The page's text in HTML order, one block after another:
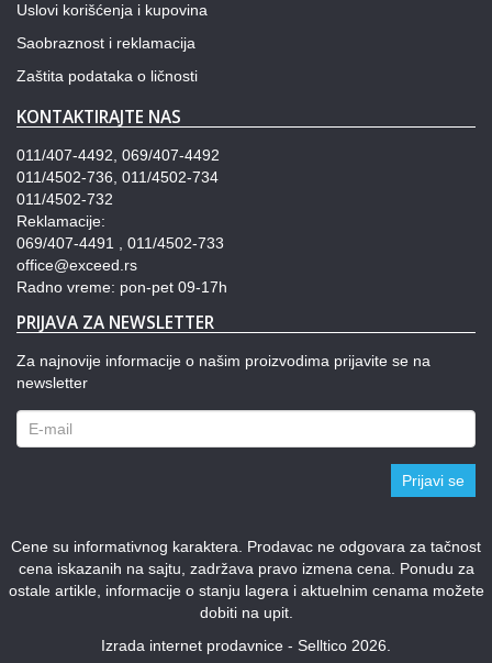
Uslovi korišćenja i kupovina
Saobraznost i reklamacija
Zaštita podataka o ličnosti
KONTAKTIRAJTE NAS
011/407-4492, 069/407-4492
011/4502-736, 011/4502-734
011/4502-732
Reklamacije:
069/407-4491 , 011/4502-733
office@exceed.rs
Radno vreme: pon-pet 09-17h
PRIJAVA ZA NEWSLETTER
Za najnovije informacije o našim proizvodima prijavite se na
newsletter
Prijavi se
Cene su informativnog karaktera. Prodavac ne odgovara za tačnost
cena iskazanih na sajtu, zadržava pravo izmena cena. Ponudu za
ostale artikle, informacije o stanju lagera i aktuelnim cenama možete
dobiti na upit.
Izrada internet prodavnice - Selltico 2026.